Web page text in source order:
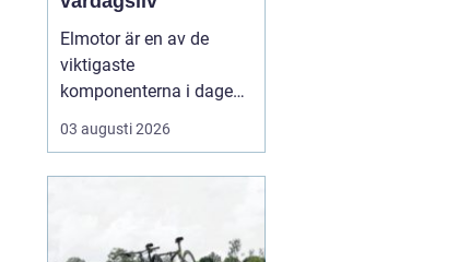
Elmotor är en av de
viktigaste
komponenterna i dagens
samhälle, från små
hushållsapparater till
driftsäkerhet, lägre ...
03 augusti 2026